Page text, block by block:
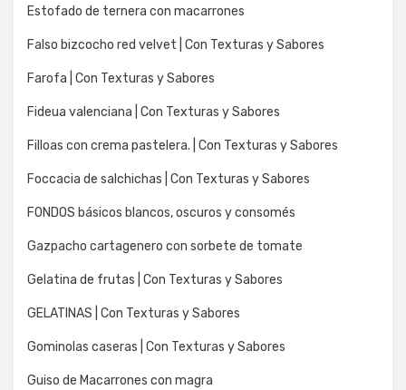
Estofado de ternera con macarrones
Falso bizcocho red velvet | Con Texturas y Sabores
Farofa | Con Texturas y Sabores
Fideua valenciana | Con Texturas y Sabores
Filloas con crema pastelera. | Con Texturas y Sabores
Foccacia de salchichas | Con Texturas y Sabores
FONDOS básicos blancos, oscuros y consomés
Gazpacho cartagenero con sorbete de tomate
Gelatina de frutas | Con Texturas y Sabores
GELATINAS | Con Texturas y Sabores
Gominolas caseras | Con Texturas y Sabores
Guiso de Macarrones con magra